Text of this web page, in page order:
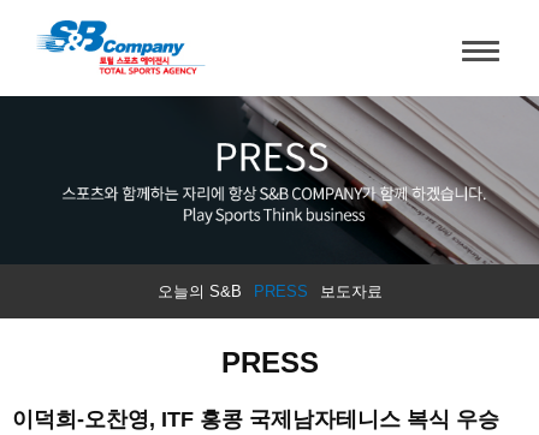
오늘의 S&B PRESS 보도자료
PRESS
이덕희-오찬영, ITF 홍콩 국제남자테니스 복식 우승